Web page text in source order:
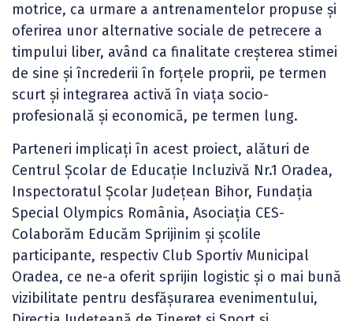
motrice, ca urmare a antrenamentelor propuse şi
oferirea unor alternative sociale de petrecere a
timpului liber, având ca finalitate creşterea stimei
de sine și încrederii în forțele proprii, pe termen
scurt şi integrarea activă în viaţa socio-
profesională şi economică, pe termen lung.
Parteneri implicaţi în acest proiect, alături de
Centrul Școlar de Educație Incluzivă Nr.1 Oradea,
Inspectoratul Școlar Județean Bihor, Fundaţia
Special Olympics România, Asociația CES-
Colaborăm Educăm Sprijinim și școlile
participante, respectiv Club Sportiv Municipal
Oradea, ce ne-a oferit sprijin logistic și o mai bună
vizibilitate pentru desfășurarea evenimentului,